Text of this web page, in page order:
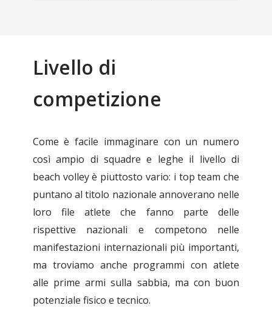
Livello di
competizione
Come è facile immaginare con un numero
così ampio di squadre e leghe il livello di
beach volley è piuttosto vario: i top team che
puntano al titolo nazionale annoverano nelle
loro file atlete che fanno parte delle
rispettive nazionali e competono nelle
manifestazioni internazionali più importanti,
ma troviamo anche programmi con atlete
alle prime armi sulla sabbia, ma con buon
potenziale fisico e tecnico.